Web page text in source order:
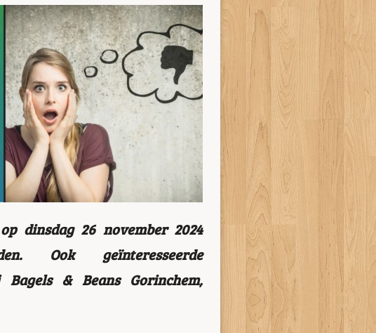
dinsdag 26 november 2024
Ook geïnteresseerde
& Beans Gorinchem,